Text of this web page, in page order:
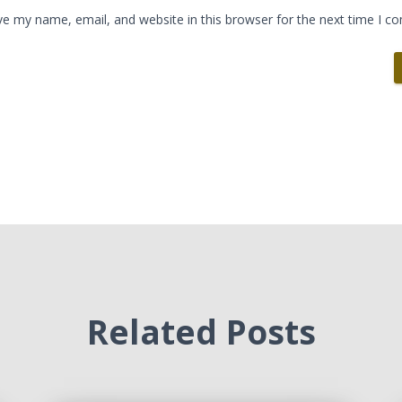
my name, email, and website in this browser for the next time I
Related Posts